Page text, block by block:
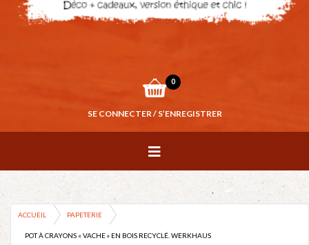
0
SE CONNECTER / S’ENREGISTRER
ACCUEIL PAPETERIE
POT À CRAYONS « VACHE » EN BOIS RECYCLÉ. WERKHAUS